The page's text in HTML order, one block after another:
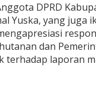
DPRD
Yuska, yang juga
dan
terhadap laporan